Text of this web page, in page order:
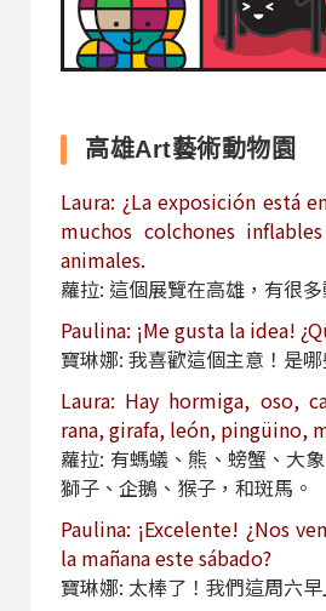
高雄Art藝術動物園
Laura: ¿La exposición está
muchos colchones
animales.
蘿拉: 這個展覽在高雄，有很
Paulina: ¡Me gusta la idea!
寶琳娜: 我喜歡這個主意！是
Laura: Hay hormiga, oso,
rana, girafa, león, pingüino,
蘿拉: 有螞蟻、熊、螃蟹、大
獅子、企鵝、猴子，和斑馬。
Paulina: ¡Excelente! ¿Nos
la mañana este sábado?
寶琳娜: 太棒了！我們這周六